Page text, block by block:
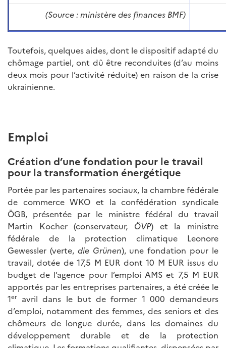
(Source : ministère des finances BMF)
Toutefois, quelques aides, dont le dispositif adapté du
chômage partiel, ont dû être reconduites (d’au moins
deux mois pour l’activité réduite) en raison de la crise
ukrainienne.
Emploi
Création d’une fondation pour le travail
pour la transformation énergétique
Portée par les partenaires sociaux, la chambre fédérale
de commerce WKO et la confédération syndicale
ÖGB, présentée par le ministre fédéral du travail
Martin Kocher (conservateur, ÖVP) et la ministre
fédérale de la protection climatique Leonore
Gewessler (verte, die Grünen), une fondation pour le
travail, dotée de 17,5 M EUR dont 10 M EUR issus du
budget de l’agence pour l’emploi AMS et 7,5 M EUR
apportés par les entreprises partenaires, a été créée le
1er avril dans le but de former 1 000 demandeurs
d’emploi, notamment des femmes, des seniors et des
chômeurs de longue durée, dans les domaines du
développement durable et de la protection